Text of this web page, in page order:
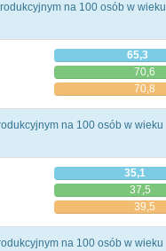
na 100 osób w wieku
65,3
70,6
70,8
na 100 osób w wieku
35,1
37,5
39,5
na 100 osób w wieku